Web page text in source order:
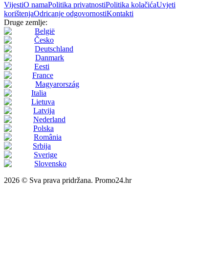
VijestiO namaPolitika privatnostiPolitika kolačićaUvjeti
korištenjaOdricanje odgovornostiKontakti
Druge zemlje:
België
Česko
Deutschland
Danmark
Eesti
France
Magyarország
Italia
Lietuva
Latvija
Nederland
Polska
România
Srbija
Sverige
Slovensko
2026 © Sva prava pridržana. Promo24.hr